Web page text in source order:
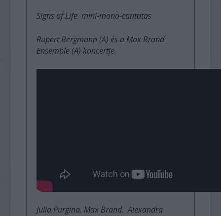
Signs of Life mini-mono-cantatas
Rupert Bergmann (A) és a Max Brand
Ensemble (A) koncertje.
Julia Purgina, Max Brand, Alexandra